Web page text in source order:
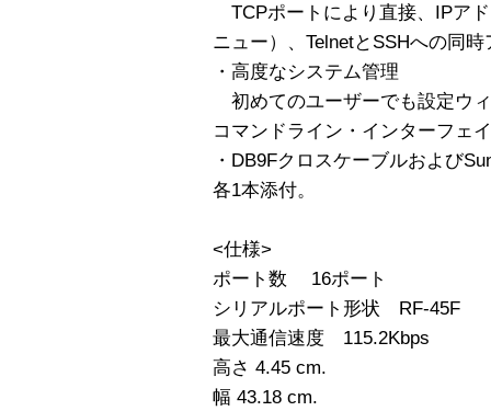
TCPポートにより直接、IPア
ニュー）、TelnetとSSHへの同
・高度なシステム管理
初めてのユーザーでも設定ウ
コマンドライン・インターフェ
・DB9Fクロスケーブルおよび
各1本添付。
<仕様>
ポート数 16ポート
シリアルポート形状 RF-45F
最大通信速度 115.2Kbps
高さ 4.45 cm.
幅 43.18 cm.